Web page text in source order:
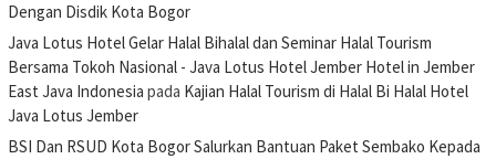
Dengan Disdik Kota Bogor
Java Lotus Hotel Gelar Halal Bihalal dan Seminar Halal Tourism
Bersama Tokoh Nasional - Java Lotus Hotel Jember Hotel in Jember
East Java Indonesia pada Kajian Halal Tourism di Halal Bi Halal Hotel
Java Lotus Jember
BSI Dan RSUD Kota Bogor Salurkan Bantuan Paket Sembako Kepada